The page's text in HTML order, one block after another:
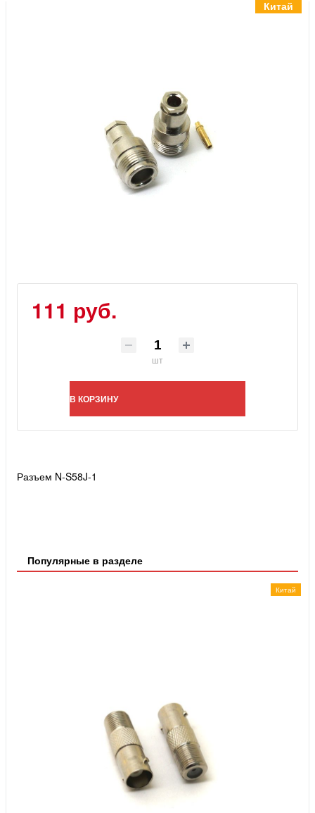
Услуги
Китай
111 руб.
шт
В КОРЗИНУ
Разъем N-S58J-1
Популярные в разделе
Китай